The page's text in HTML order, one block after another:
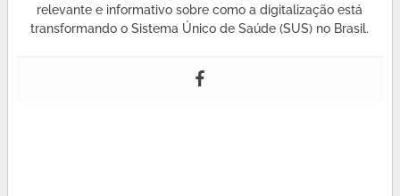
relevante e informativo sobre como a digitalização está
transformando o Sistema Único de Saúde (SUS) no Brasil.